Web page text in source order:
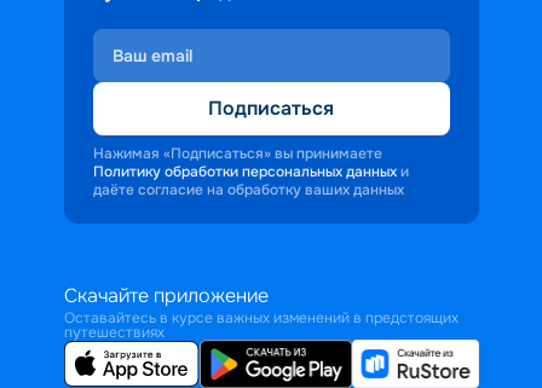
Подписаться
Нажимая «Подписаться» вы принимаете
Политику обработки персональных данных и
даёте согласие на обработку ваших данных
Скачайте приложение
Оставайтесь в курсе важных изменений в предстоящих
путешествиях